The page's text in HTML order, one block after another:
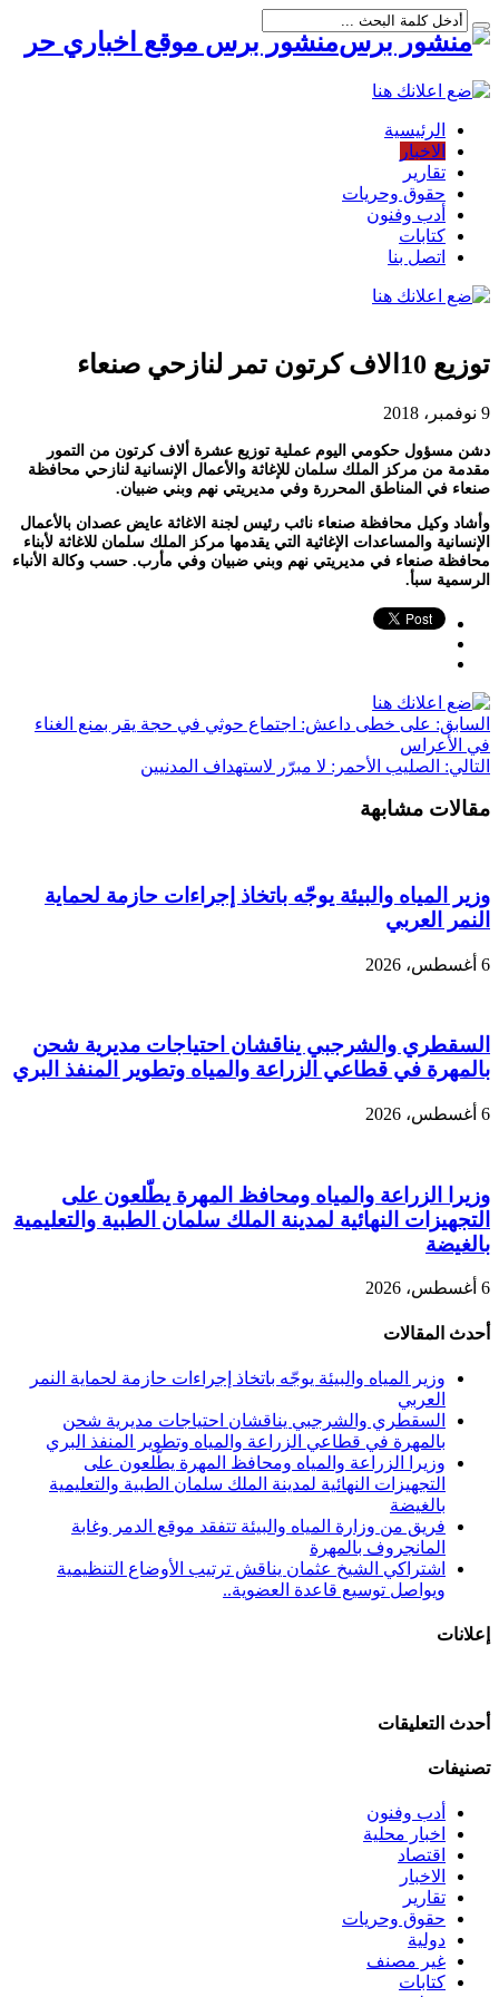
منشور برس موقع اخباري حر
الرئيسية
الاخبار
تقارير
حقوق وحريات
أدب وفنون
كتابات
اتصل بنا
توزيع 10الاف كرتون تمر لنازحي صنعاء
9 نوفمبر، 2018
دشن مسؤول حكومي اليوم عملية توزيع عشرة ألاف كرتون من التمور
مقدمة من مركز الملك سلمان للإغاثة والأعمال الإنسانية لنازحي محافظة
صنعاء في المناطق المحررة وفي مديريتي نهم وبني ضبيان.
وأشاد وكيل محافظة صنعاء نائب رئيس لجنة الاغاثة عايض عصدان بالأعمال
الإنسانية والمساعدات الإغاثية التي يقدمها مركز الملك سلمان للاغاثة لأبناء
محافظة صنعاء في مديريتي نهم وبني ضبيان وفي مأرب. حسب وكالة الأنباء
الرسمية سبأ.
السابق: على خطى داعش: اجتماع حوثي في حجة يقر بمنع الغناء
في الأعراس
التالي: الصليب الأحمر: لا مبرّر لاستهداف المدنيين
مقالات مشابهة
وزير المياه والبيئة يوجّه باتخاذ إجراءات حازمة لحماية
النمر العربي
6 أغسطس، 2026
السقطري والشرجبي يناقشان احتياجات مديرية شحن
بالمهرة في قطاعي الزراعة والمياه وتطوير المنفذ البري
6 أغسطس، 2026
وزيرا الزراعة والمياه ومحافظ المهرة يطّلعون على
التجهيزات النهائية لمدينة الملك سلمان الطبية والتعليمية
بالغيضة
6 أغسطس، 2026
أحدث المقالات
وزير المياه والبيئة يوجّه باتخاذ إجراءات حازمة لحماية النمر
العربي
السقطري والشرجبي يناقشان احتياجات مديرية شحن
بالمهرة في قطاعي الزراعة والمياه وتطوير المنفذ البري
وزيرا الزراعة والمياه ومحافظ المهرة يطّلعون على
التجهيزات النهائية لمدينة الملك سلمان الطبية والتعليمية
بالغيضة
فريق من وزارة المياه والبيئة تتفقد موقع الدمر وغابة
المانجروف بالمهرة
اشتراكي الشيخ عثمان يناقش ترتيب الأوضاع التنظيمية
ويواصل توسيع قاعدة العضوية..
إعلانات
أحدث التعليقات
تصنيفات
أدب وفنون
اخبار محلية
اقتصاد
الاخبار
تقارير
حقوق وحريات
دولية
غير مصنف
كتابات